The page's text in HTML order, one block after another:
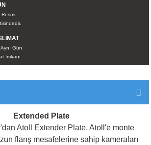
Resmi
Gün
İmkanı
Extended Plate
Atoll Extender Plate, Atoll'e monte
flanş mesafelerine sahip kameraları